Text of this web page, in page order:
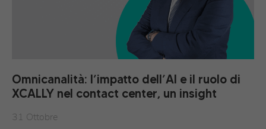
Omnicanalità: l’impatto dell’AI e il ruolo di
XCALLY nel contact center, un insight
31 Ottobre